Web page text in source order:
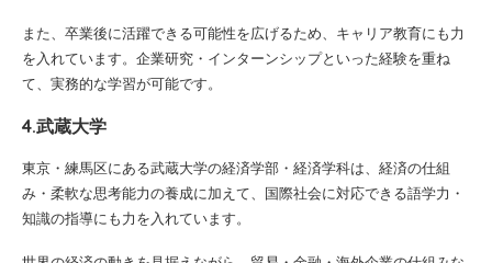
また、卒業後に活躍できる可能性を広げるため、キャリア教育にも力
を入れています。企業研究・インターンシップといった経験を重ね
て、実務的な学習が可能です。
4.武蔵大学
東京・練馬区にある武蔵大学の経済学部・経済学科は、経済の仕組
み・柔軟な思考能力の養成に加えて、国際社会に対応できる語学力・
知識の指導にも力を入れています。